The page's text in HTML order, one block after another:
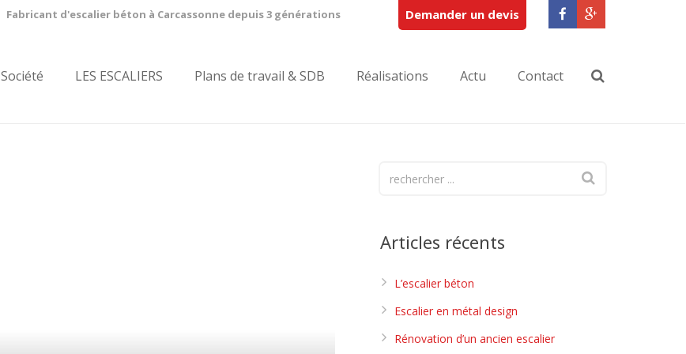
Fabricant d'escalier béton à Carcassonne depuis 3 générations Demander un devis
Société LES ESCALIERS Plans de travail & SDB Réalisations Actu Contact
Articles récents
L’escalier béton
Escalier en métal design
Rénovation d’un ancien escalier